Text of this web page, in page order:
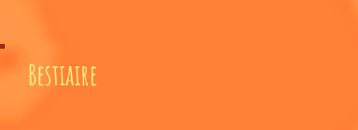
Bestiaire